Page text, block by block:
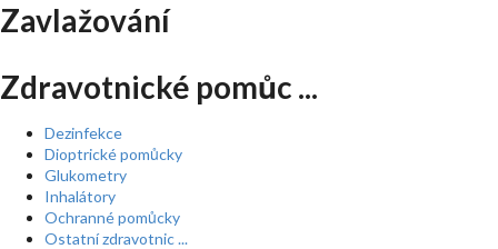
Zavlažování
Zdravotnické pomůc ...
Dezinfekce
Dioptrické pomůcky
Glukometry
Inhalátory
Ochranné pomůcky
Ostatní zdravotnic ...